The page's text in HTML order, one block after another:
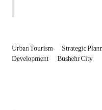
Urban Tourism Strategic
Development Bushehr City